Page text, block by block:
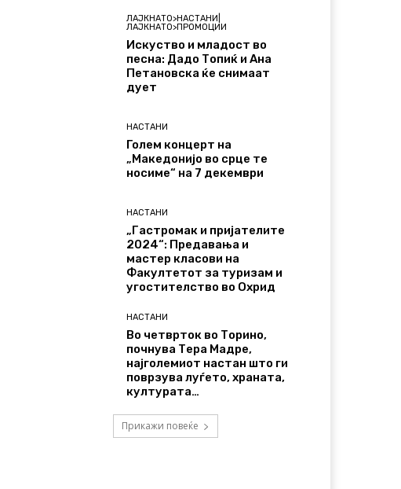
ЛАЈКНАТО>НАСТАНИ|
ЛАЈКНАТО>ПРОМОЦИИ
Искуство и младост во
песна: Дадо Топиќ и Ана
Петановска ќе снимаат
дует
НАСТАНИ
Голем концерт на
„Македонијо во срце те
носиме“ на 7 декември
НАСТАНИ
„Гастромак и пријателите
2024“: Предавања и
мастер класови на
Факултетот за туризам и
угостителство во Охрид
НАСТАНИ
Во четврток во Торино,
почнува Тера Мадре,
најголемиот настан што ги
поврзува луѓето, храната,
културата…
Прикажи повеќе